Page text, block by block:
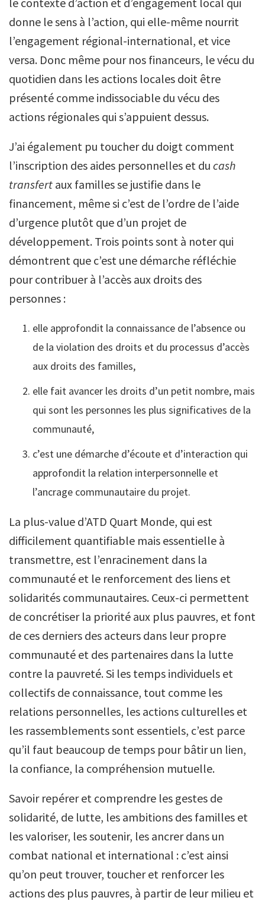
donne le sens à l’action, qui elle-même nourrit
l’engagement régional-international, et vice
versa. Donc même pour nos financeurs, le vécu du
quotidien dans les actions locales doit être
présenté comme indissociable du vécu des
actions régionales qui s’appuient dessus.
J’ai également pu toucher du doigt comment
l’inscription des aides personnelles et du cash
transfert aux familles se justifie dans le
financement, même si c’est de l’ordre de l’aide
d’urgence plutôt que d’un projet de
développement. Trois points sont à noter qui
démontrent que c’est une démarche réfléchie
pour contribuer à l’accès aux droits des
personnes :
elle approfondit la connaissance de l’absence ou
de la violation des droits et du processus d’accès
aux droits des familles,
elle fait avancer les droits d’un petit nombre, mais
qui sont les personnes les plus significatives de la
communauté,
c’est une démarche d’écoute et d’interaction qui
approfondit la relation interpersonnelle et
l’ancrage communautaire du projet.
La plus-value d’ATD Quart Monde, qui est
difficilement quantifiable mais essentielle à
transmettre, est l’enracinement dans la
communauté et le renforcement des liens et
solidarités communautaires. Ceux-ci permettent
de concrétiser la priorité aux plus pauvres, et font
de ces derniers des acteurs dans leur propre
communauté et des partenaires dans la lutte
contre la pauvreté. Si les temps individuels et
collectifs de connaissance, tout comme les
relations personnelles, les actions culturelles et
les rassemblements sont essentiels, c’est parce
qu’il faut beaucoup de temps pour bâtir un lien,
la confiance, la compréhension mutuelle.
Savoir repérer et comprendre les gestes de
solidarité, de lutte, les ambitions des familles et
les valoriser, les soutenir, les ancrer dans un
combat national et international : c’est ainsi
qu’on peut trouver, toucher et renforcer les
actions des plus pauvres, à partir de leur milieu et